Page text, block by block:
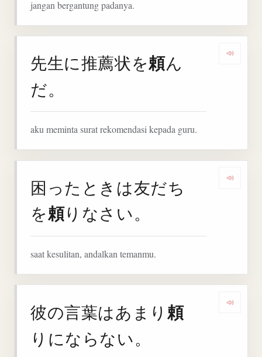
jangan bergantung padanya.
先生に推薦状を頼ん
だ。
aku meminta surat rekomendasi kepada guru.
困ったときは友だち
を頼りなさい。
saat kesulitan, andalkan temanmu.
彼の言葉はあまり 頼
りにならない。